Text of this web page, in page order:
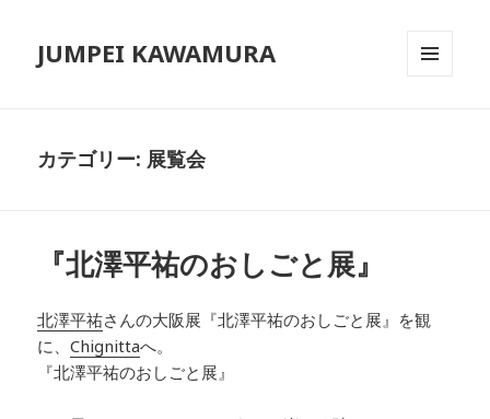
JUMPEI KAWAMURA
カテゴリー: 展覧会
『北澤平祐のおしごと展』
北澤平祐さんの大阪展『北澤平祐のおしごと展』を観
に、Chignittaへ。
『北澤平祐のおしごと展』